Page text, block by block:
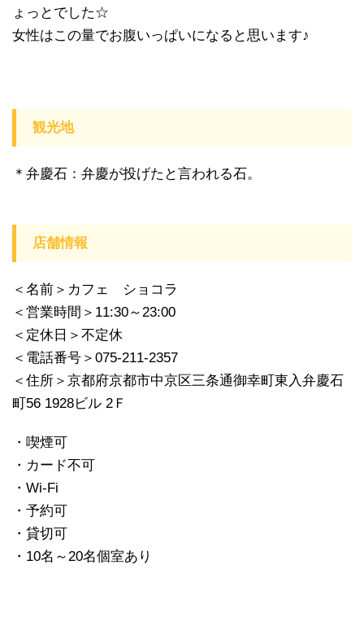
ょっとでした☆
女性はこの量でお腹いっぱいになると思います♪
観光地
＊弁慶石：弁慶が投げたと言われる石。
店舗情報
＜名前＞カフェ ショコラ
＜営業時間＞11:30～23:00
＜定休日＞不定休
＜電話番号＞075-211-2357
＜住所＞京都府京都市中京区三条通御幸町東入弁慶石
町56 1928ビル 2Ｆ
・喫煙可
・カード不可
・Wi-Fi
・予約可
・貸切可
・10名～20名個室あり